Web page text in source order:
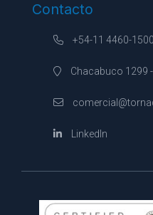
Contacto
+54-11 4460-1500
Chacabuco 1299
LinkedIn